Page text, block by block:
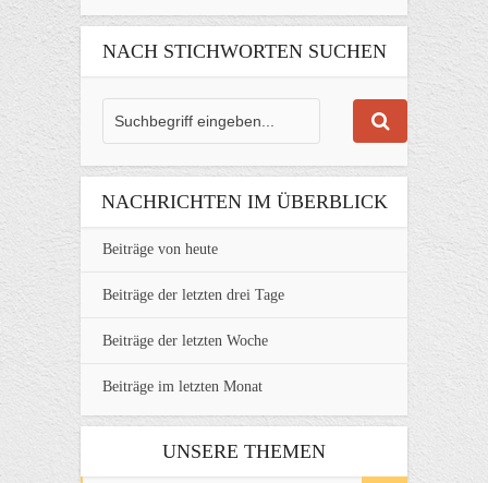
NACH STICHWORTEN SUCHEN
NACHRICHTEN IM ÜBERBLICK
Beiträge von heute
Beiträge der letzten drei Tage
Beiträge der letzten Woche
Beiträge im letzten Monat
UNSERE THEMEN